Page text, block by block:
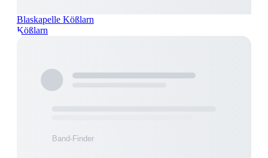
Blaskapelle Kößlarn
Kößlarn